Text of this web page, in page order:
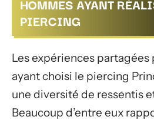
HOMMES AYANT
PIERCING
Les expériences
ayant choisi le piercing
une diversité de ressentis
Beaucoup d’entre eux